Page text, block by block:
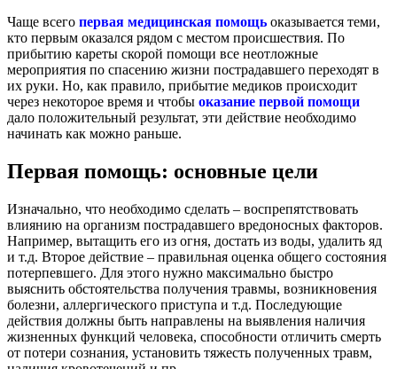
Чаще всего первая медицинская помощь оказывается теми,
кто первым оказался рядом с местом происшествия. По
прибытию кареты скорой помощи все неотложные
мероприятия по спасению жизни пострадавшего переходят в
их руки. Но, как правило, прибытие медиков происходит
через некоторое время и чтобы оказание первой помощи
дало положительный результат, эти действие необходимо
начинать как можно раньше.
Первая помощь: основные цели
Изначально, что необходимо сделать – воспрепятствовать
влиянию на организм пострадавшего вредоносных факторов.
Например, вытащить его из огня, достать из воды, удалить яд
и т.д. Второе действие – правильная оценка общего состояния
потерпевшего. Для этого нужно максимально быстро
выяснить обстоятельства получения травмы, возникновения
болезни, аллергического приступа и т.д. Последующие
действия должны быть направлены на выявления наличия
жизненных функций человека, способности отличить смерть
от потери сознания, установить тяжесть полученных травм,